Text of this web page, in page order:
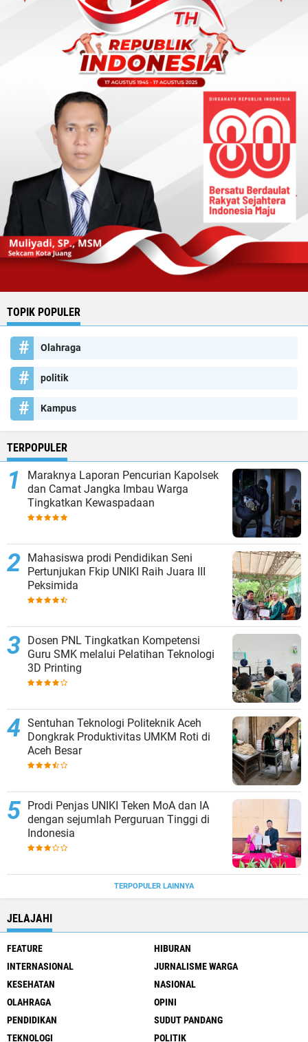
TOPIK POPULER
Olahraga
politik
Kampus
TERPOPULER
Maraknya Laporan Pencurian Kapolsek
dan Camat Jangka Imbau Warga
Tingkatkan Kewaspadaan
Mahasiswa prodi Pendidikan Seni
Pertunjukan Fkip UNIKI Raih Juara III
Peksimida
Dosen PNL Tingkatkan Kompetensi
Guru SMK melalui Pelatihan Teknologi
3D Printing
Sentuhan Teknologi Politeknik Aceh
Dongkrak Produktivitas UMKM Roti di
Aceh Besar
Prodi Penjas UNIKI Teken MoA dan IA
dengan sejumlah Perguruan Tinggi di
Indonesia
TERPOPULER LAINNYA
JELAJAHI
FEATURE
HIBURAN
INTERNASIONAL
JURNALISME WARGA
KESEHATAN
NASIONAL
OLAHRAGA
OPINI
PENDIDIKAN
SUDUT PANDANG
TEKNOLOGI
POLITIK